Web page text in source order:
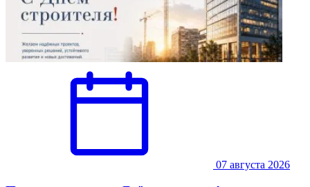
07 августа 2026